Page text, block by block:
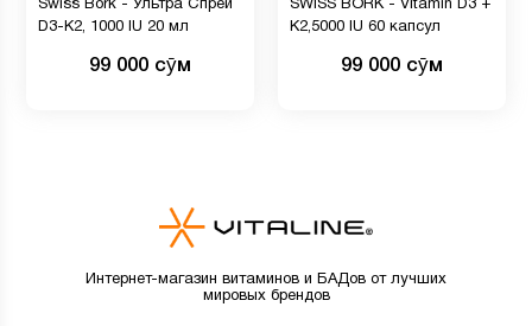
Swiss Bork - Ультра Спрей
D3-K2, 1000 IU 20 мл
99 000 сӯм
SWISS BORK - Vitamin D3 +
K2,5000 IU 60 капсул
99 000 сӯм
Интернет-магазин витаминов и БАДов от лучших
мировых брендов